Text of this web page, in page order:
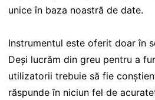
unice în baza noastră de date.
Instrumentul este oferit doar în
Deși lucrăm din greu pentru a
utilizatorii trebuie să fie
răspunde în niciun fel de